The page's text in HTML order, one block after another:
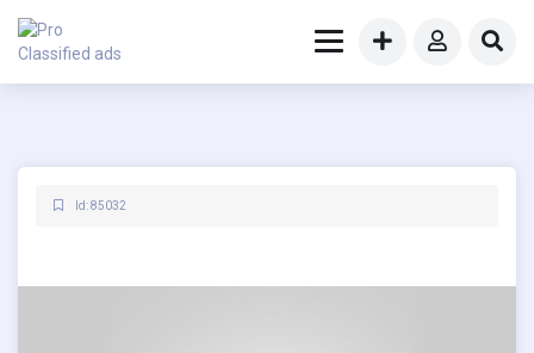
Id: 85032